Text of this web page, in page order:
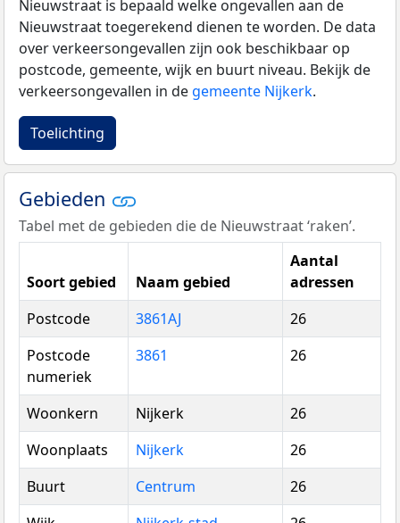
Nieuwstraat is bepaald welke ongevallen aan de
Nieuwstraat toegerekend dienen te worden. De data
over verkeersongevallen zijn ook beschikbaar op
postcode, gemeente, wijk en buurt niveau. Bekijk de
verkeersongevallen in de gemeente Nijkerk.
Toelichting
Gebieden
Tabel met de gebieden die de Nieuwstraat ‘raken’.
Soort gebied Naam gebied
Aantal
adressen
Postcode
3861AJ
26
Postcode
numeriek
3861 26
Woonkern Nijkerk
26
Woonplaats
Nijkerk
26
Buurt
Centrum
26